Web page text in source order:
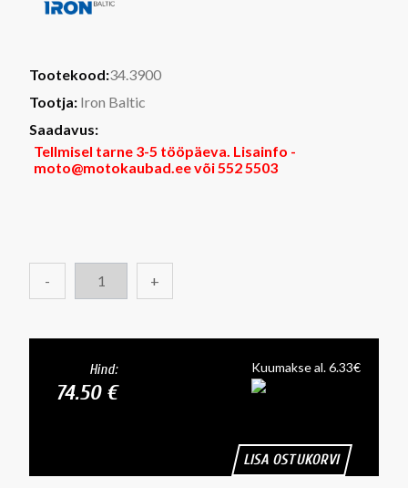
Tootekood:34.3900
Tootja: Iron Baltic
Saadavus:
Tellmisel tarne 3-5 tööpäeva. Lisainfo -
moto@motokaubad.ee või 552 5503
- +
Hind:
74.50 €
Kuumakse al. 6.33€
LISA OSTUKORVI